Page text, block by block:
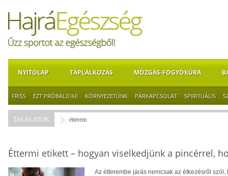
NYITÓLAP TÁPLÁLKOZÁS MOZGÁS-FOGYÓKÚRA
FRISS EZT PRÓBÁLD KI! KÖRNYEZETÜNK PÁRKAPCSOLAT SPIRITUÁLIS
TALÁLATOK étterem
Éttermi etikett – hogyan viselkedjünk a pincérrel,
Az étterembe járás nemcsak az étkezésről